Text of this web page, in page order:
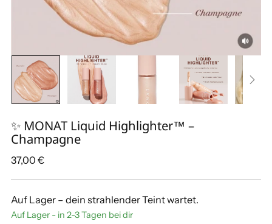
✨ MONAT Liquid Highlighter™ –
Champagne
Regulärer
37,00 €
Auf Lager – dein strahlender Teint wartet.
Auf Lager - in 2-3 Tagen bei dir